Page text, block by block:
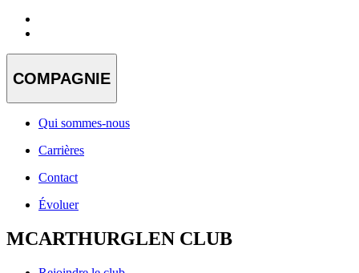
COMPAGNIE
Qui sommes-nous
Carrières
Contact
Évoluer
MCARTHURGLEN CLUB